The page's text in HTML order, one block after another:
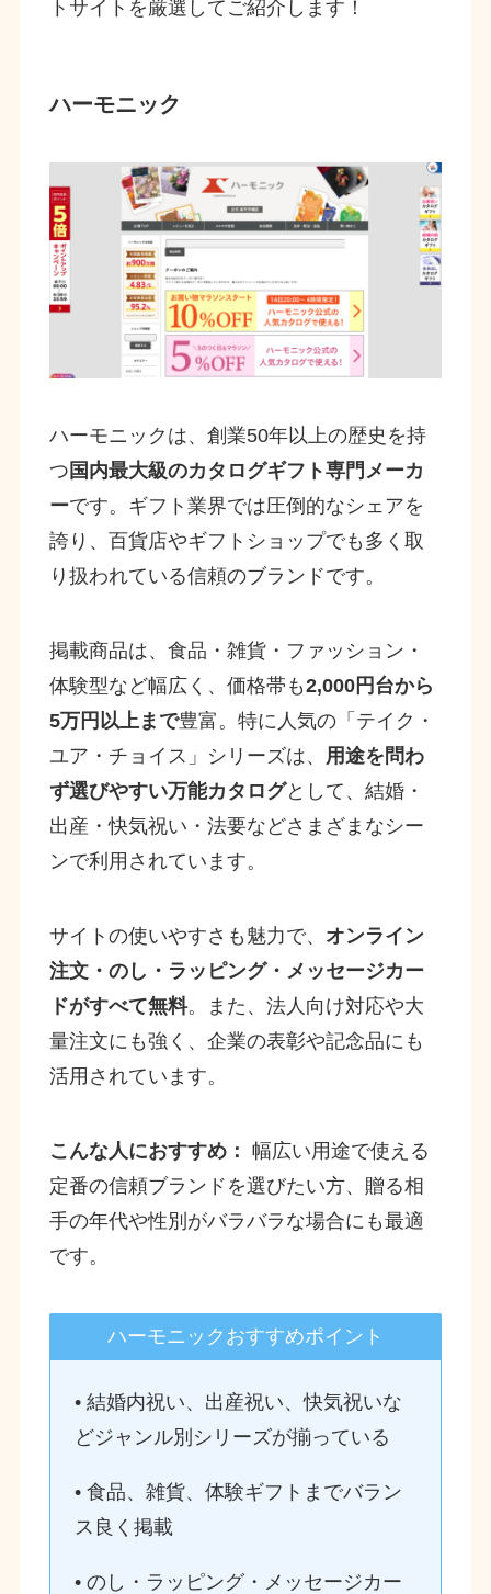
トサイトを厳選してご紹介します！
ハーモニック
ハーモニックは、創業50年以上の歴史を持
つ 国内最大級のカタログギフト専門メーカ
ーです。ギフト業界では圧倒的なシェアを
誇り、百貨店やギフトショップでも多く取
り扱われている信頼のブランドです。
掲載商品は、食品・雑貨・ファッション・
体験型など幅広く、価格帯も2,000円台から
5万円以上まで豊富。特に人気の「テイク・
ユア・チョイス」シリーズは、 用途を問わ
ず選びやすい万能カタログとして、結婚・
出産・快気祝い・法要などさまざまなシー
ンで利用されています。
サイトの使いやすさも魅力で、 オンライン
注文・のし・ラッピング・メッセージカー
ドがすべて無料。また、法人向け対応や大
量注文にも強く、企業の表彰や記念品にも
活用されています。
こんな人におすすめ： 幅広い用途で使える
定番の信頼ブランドを選びたい方、贈る相
手の年代や性別がバラバラな場合にも最適
です。
ハーモニックおすすめポイント
• 結婚内祝い、出産祝い、快気祝いな
どジャンル別シリーズが揃っている
• 食品、雑貨、体験ギフトまでバラン
ス良く掲載
• のし・ラッピング・メッセージカー